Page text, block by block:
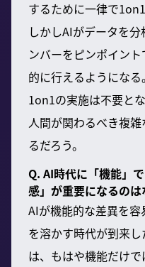
するために一律で
しかしAIがデータを
ンバーをピンポイン
的に行えるようにな
1on1の実施は不要と
人間が関わるべき複
るだろう。
Q. AI時代に「機能」
感」が重要になるのは
AIが機能的な差異を
を溶かす時代が到来
は、もはや機能だけ